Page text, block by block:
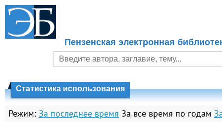
Пензенская электронная
Статистика использования
Режим: За последнее время За все время по годам